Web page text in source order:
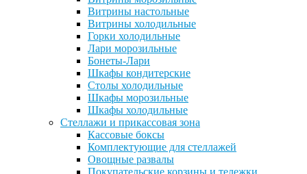
Витрины настольные
Витрины холодильные
Горки холодильные
Лари морозильные
Бонеты-Лари
Шкафы кондитерские
Столы холодильные
Шкафы морозильные
Шкафы холодильные
Стеллажи и прикассовая зона
Кассовые боксы
Комплектующие для стеллажей
Овощные развалы
Покупательские корзины и тележки